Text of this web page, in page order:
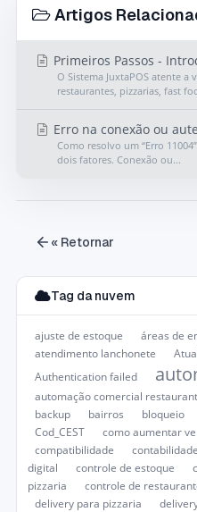
Artigos
Primeiros Passos -
O Sistema JuxtaPOS atente
restaurantes, pizzarias, fast
Erro na conexão ou
Como resolvo um “Erro
dois fatores. Conexão ou...
« Retornar
Tag da nuvem
ajuste de estoque áreas de
atendimento lanchonete
Authentication failed
automação comercial
backup
bairros bloqueio
Cod_CEST
como aumentar
compatibilidade
digital
controle de estoque
pizzaria
controle de
delivery para pizzaria